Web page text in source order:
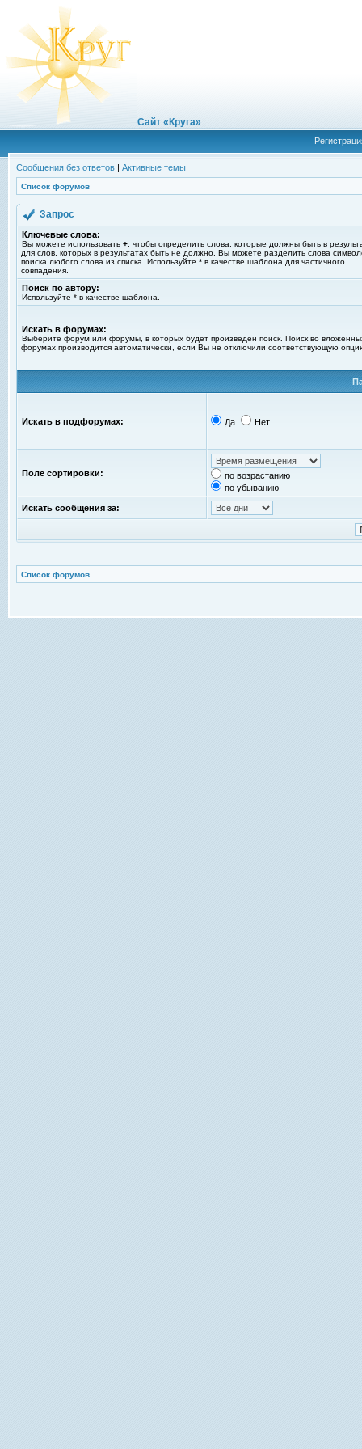
Сайт «Круга»
Сообщения без ответов | Активные темы
Список форумов
Запрос
Ключевые слова:
Вы можете использовать + , чтобы определить слова, которые должны быть в
для слов, которых в результатах быть не должно. Вы можете разделить слова
поиска любого слова из списка. Используйте * в качестве шаблона для частичного
совпадения.
Поиск по автору:
Используйте * в качестве шаблона.
Искать в форумах:
Выберите форум или форумы, в которых будет произведен поиск. Поиск во
форумах производится автоматически, если Вы не отключили соответствующую
Искать в подфорумах: Да Нет
Поле сортировки:
по возрастанию
по убыванию
Искать сообщения за:
Список форумов